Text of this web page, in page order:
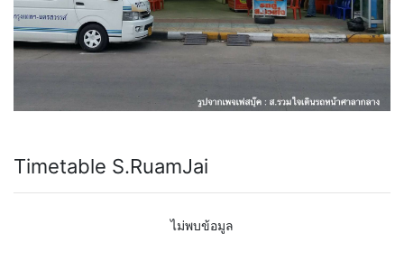
Timetable S.RuamJai
ไม่พบข้อมูล